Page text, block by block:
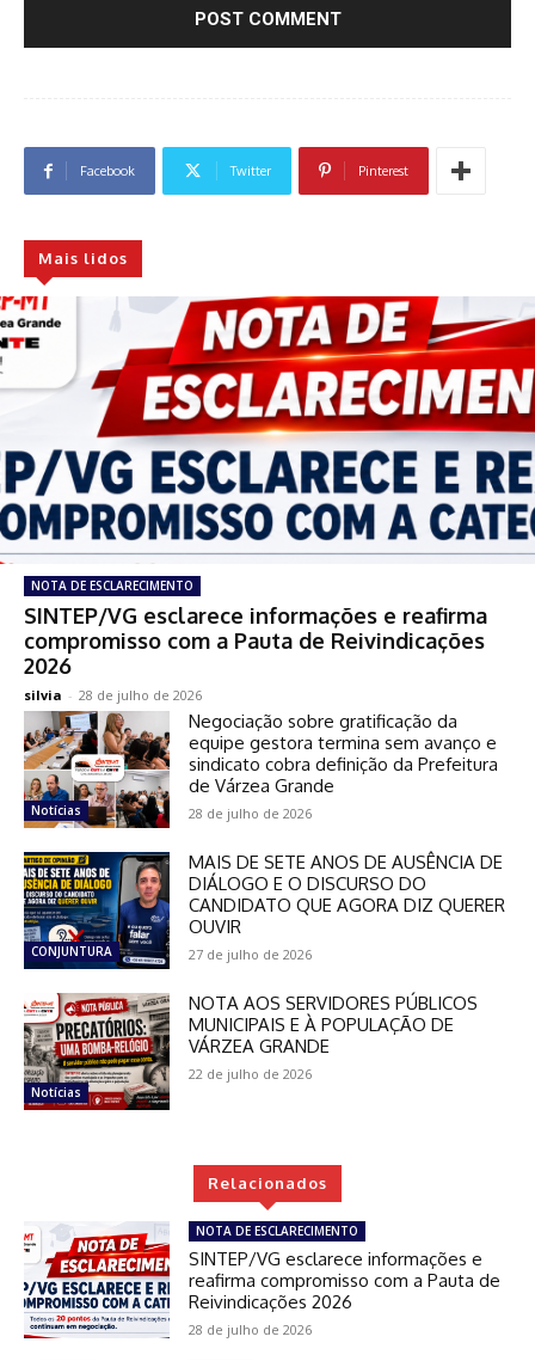
Facebook Twitter Pinterest
Mais lidos
NOTA DE ESCLARECIMENTO
SINTEP/VG esclarece informações e reafirma
compromisso com a Pauta de Reivindicações
2026
silvia - 28 de julho de 2026
Notícias
Negociação sobre gratificação da
equipe gestora termina sem avanço e
sindicato cobra definição da Prefeitura
de Várzea Grande
28 de julho de 2026
CONJUNTURA
MAIS DE SETE ANOS DE AUSÊNCIA DE
DIÁLOGO E O DISCURSO DO
CANDIDATO QUE AGORA DIZ QUERER
OUVIR
27 de julho de 2026
Notícias
NOTA AOS SERVIDORES PÚBLICOS
MUNICIPAIS E À POPULAÇÃO DE
VÁRZEA GRANDE
22 de julho de 2026
Relacionados
NOTA DE ESCLARECIMENTO
SINTEP/VG esclarece informações e
reafirma compromisso com a Pauta de
Reivindicações 2026
28 de julho de 2026